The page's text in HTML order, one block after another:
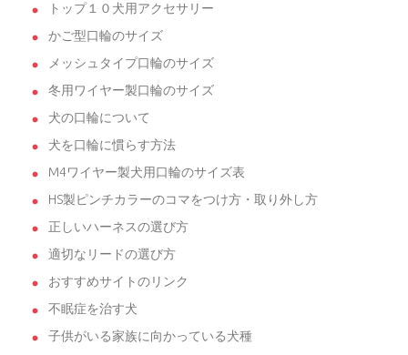
トップ１０犬用アクセサリー
かご型口輪のサイズ
メッシュタイプ口輪のサイズ
冬用ワイヤー製口輪のサイズ
犬の口輪について
犬を口輪に慣らす方法
M4ワイヤー製犬用口輪のサイズ表
HS製ピンチカラーのコマをつけ方・取り外し方
正しいハーネスの選び方
適切なリードの選び方
おすすめサイトのリンク
不眠症を治す犬
子供がいる家族に向かっている犬種